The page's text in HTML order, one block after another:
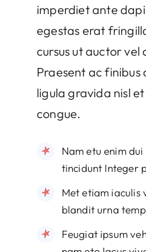
imperdiet ante
egestas erat
cursus ut auctor vel
Praesent ac
ligula gravida nisl
congue.
Nam etu enim
tincidunt Integer
Met etiam iaculis
blandit urna
Feugiat ipsum